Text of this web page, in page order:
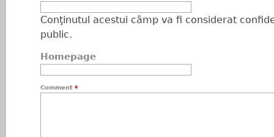
Conţinutul acestui câmp va fi considerat
public.
Homepage
Comment *